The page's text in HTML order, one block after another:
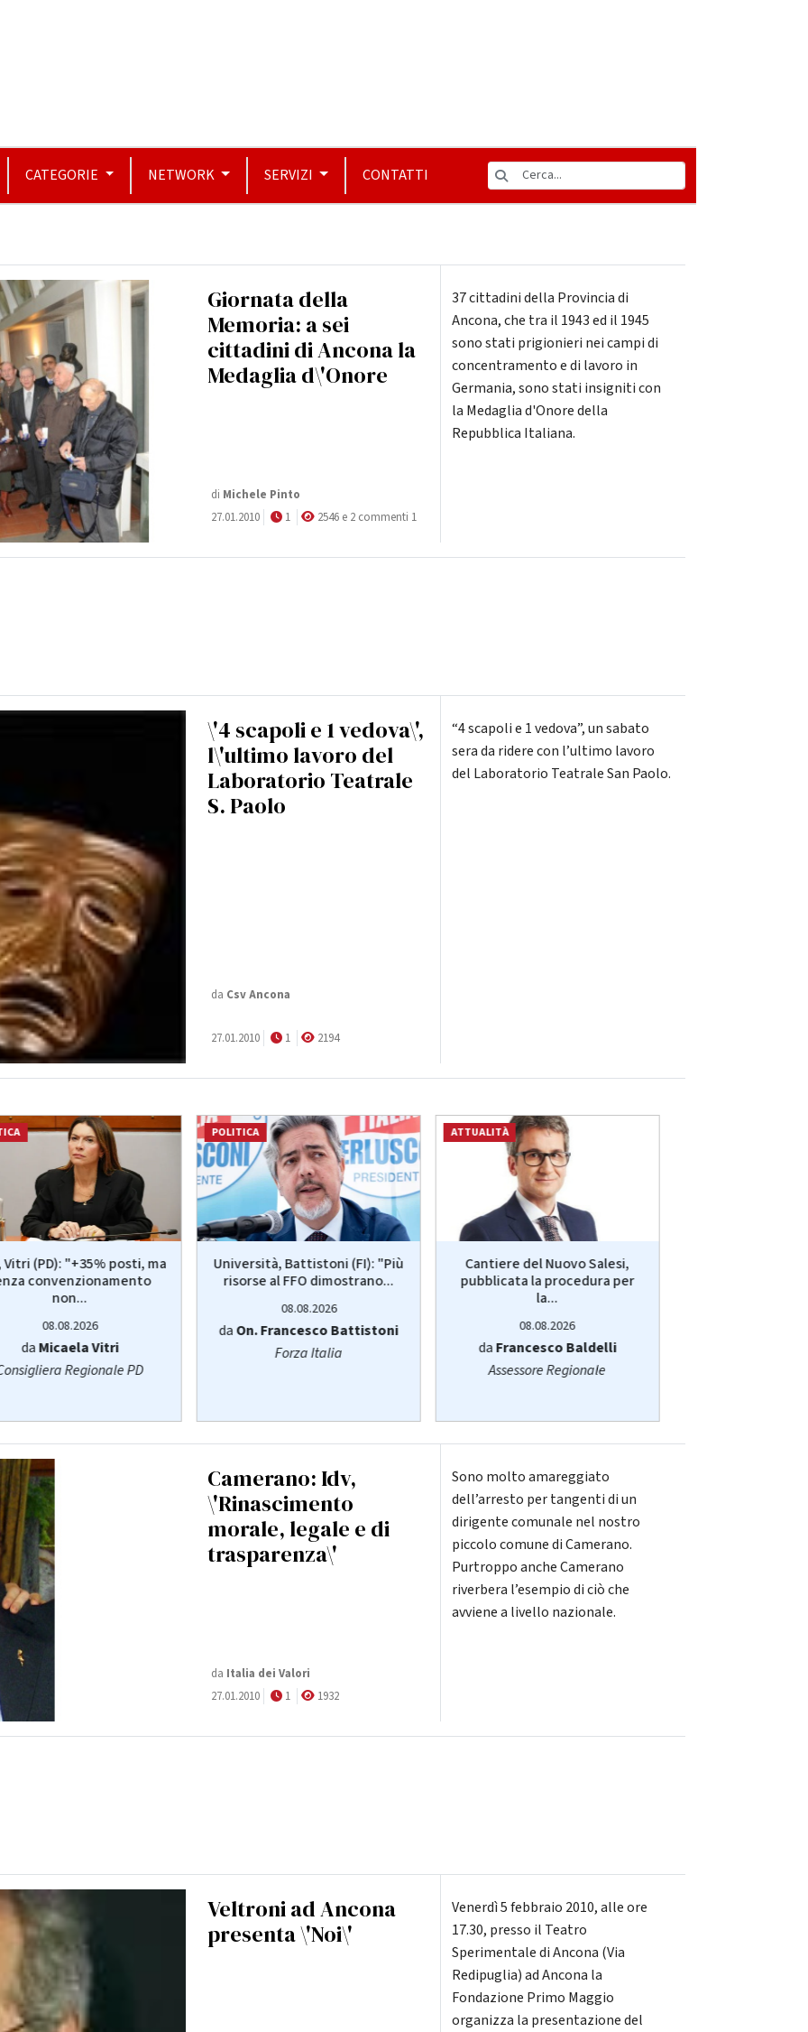
CATEGORIE NETWORK SERVIZI CONTATTI
Giornata della
Memoria: a sei
cittadini di Ancona la
Medaglia d\'Onore
di Michele Pinto
27.01.2010
1 2546 e 2 commenti 1
37 cittadini della Provincia di
Ancona, che tra il 1943 ed il 1945
sono stati prigionieri nei campi di
concentramento e di lavoro in
Germania, sono stati insigniti con
la Medaglia d'Onore della
Repubblica Italiana.
\'4 scapoli e 1 vedova\',
l\'ultimo lavoro del
Laboratorio Teatrale
S. Paolo
da Csv Ancona
27.01.2010 1 2194
“4 scapoli e 1 vedova”, un sabato
sera da ridere con l’ultimo lavoro
del Laboratorio Teatrale San Paolo.
Vitri (PD): "+35% posti, ma
convenzionamento
non...
08.08.2026
daMicaela Vitri
Regionale PD
POLITICA
Università, Battistoni (FI): "Più
risorse al FFO dimostrano...
08.08.2026
daOn. Francesco Battistoni
Forza Italia
ATTUALITÀ
Cantiere del Nuovo Salesi,
pubblicata la procedura per
la...
08.08.2026
daFrancesco Baldelli
Assessore Regionale
Camerano: Idv,
\'Rinascimento
morale, legale e di
trasparenza\'
da Italia dei Valori
27.01.2010
1 1932
Sono molto amareggiato
dell’arresto per tangenti di un
dirigente comunale nel nostro
piccolo comune di Camerano.
Purtroppo anche Camerano
riverbera l’esempio di ciò che
avviene a livello nazionale.
Veltroni ad Ancona
presenta \'Noi\'
Venerdì 5 febbraio 2010, alle ore
17.30, presso il Teatro
Sperimentale di Ancona (Via
Redipuglia) ad Ancona la
Fondazione Primo Maggio
organizza la presentazione del